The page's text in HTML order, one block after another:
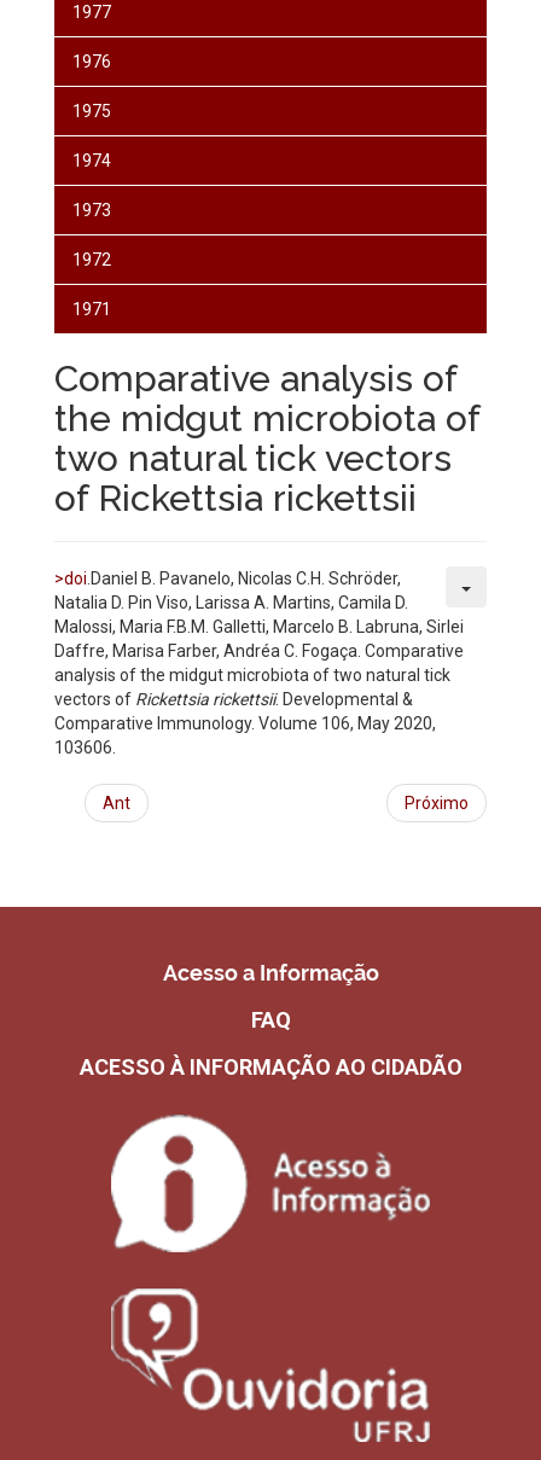
1977
1976
1975
1974
1973
1972
1971
Comparative analysis of
the midgut microbiota of
two natural tick vectors
of Rickettsia rickettsii
>doi .Daniel B. Pavanelo, Nicolas C.H. Schröder,
Natalia D. Pin Viso, Larissa A. Martins, Camila D.
Malossi, Maria F.B.M. Galletti, Marcelo B. Labruna, Sirlei
Daffre, Marisa Farber, Andréa C. Fogaça. Comparative
analysis of the midgut microbiota of two natural tick
vectors of Rickettsia rickettsii. Developmental &
Comparative Immunology. Volume 106, May 2020,
103606.
Ant Próximo
Acesso a Informação
FAQ
ACESSO À INFORMAÇÃO AO CIDADÃO